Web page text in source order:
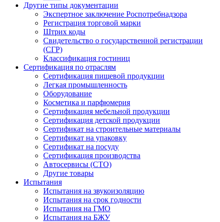
Другие типы документации
Экспертное заключение Роспотребнадзора
Регистрация торговой марки
Штрих коды
Свидетельство о государственной регистрации
(СГР)
Классификация гостиниц
Сертификация по отраслям
Сертификация пищевой продукции
Легкая промышленность
Оборудование
Косметика и парфюмерия
Сертификация мебельной продукции
Сертификация детской продукции
Сертификат на строительные материалы
Сертификат на упаковку
Сертификат на посуду
Сертификация производства
Автосервисы (СТО)
Другие товары
Испытания
Испытания на звукоизоляцию
Испытания на срок годности
Испытания на ГМО
Испытания на БЖУ